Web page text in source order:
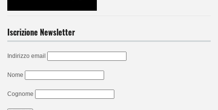
Iscrizione Newsletter
Indirizzo email
Nome
Cognome